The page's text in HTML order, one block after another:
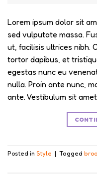
Lorem ipsum dolor sit
sed vulputate massa.
ut, facilisis ultrices nibh.
tortor dapibus, et
egestas nunc eu
nulla. Proin ante nunc,
ante. Vestibulum sit
Posted in Style | Tagged